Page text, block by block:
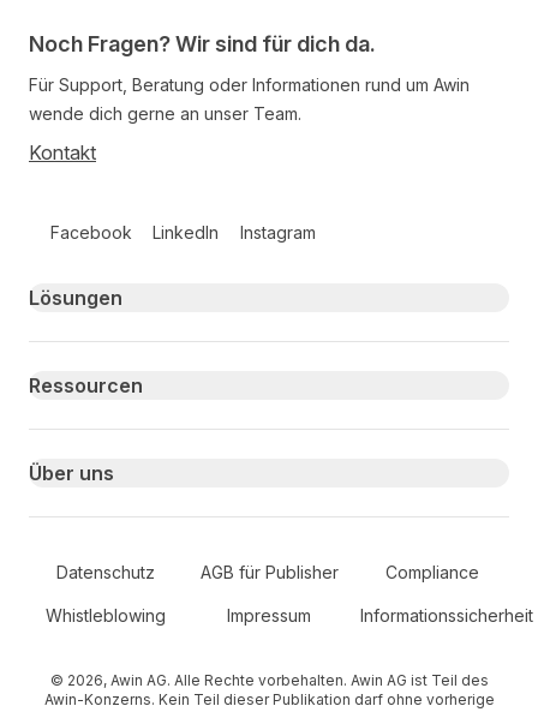
Noch Fragen? Wir sind für dich da.
Für Support, Beratung oder Informationen rund um Awin
wende dich gerne an unser Team.
Kontakt
Facebook LinkedIn Instagram
Primary footer navigation
Lösungen
Ressourcen
Über uns
Secondary Footer Navigation
Datenschutz AGB für Publisher Compliance
Whistleblowing Impressum Informationssicherheit
© 2026, Awin AG. Alle Rechte vorbehalten. Awin AG ist Teil des
Awin-Konzerns. Kein Teil dieser Publikation darf ohne vorherige